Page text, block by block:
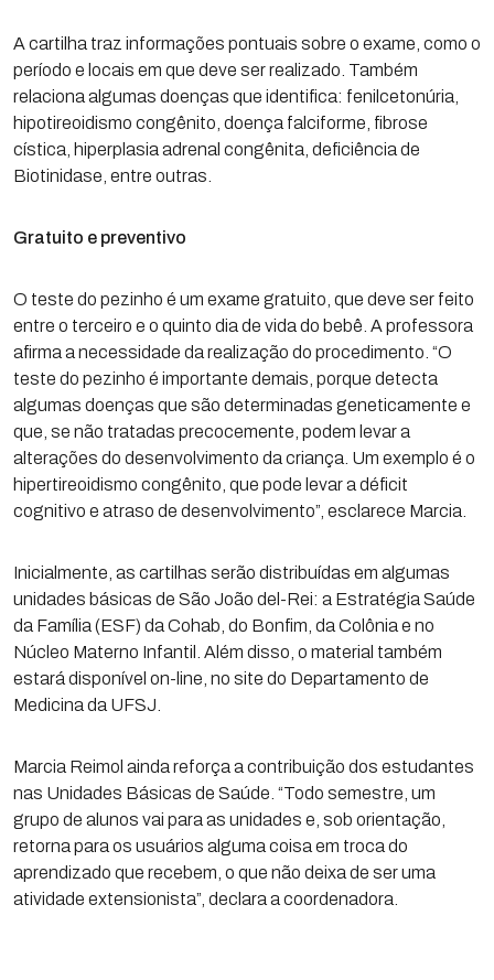
A cartilha traz informações pontuais sobre o exame, como o
período e locais em que deve ser realizado. Também
relaciona algumas doenças que identifica: fenilcetonúria,
hipotireoidismo congênito, doença falciforme, fibrose
cística, hiperplasia adrenal congênita, deficiência de
Biotinidase, entre outras.
Gratuito e preventivo
O teste do pezinho é um exame gratuito, que deve ser feito
entre o terceiro e o quinto dia de vida do bebê. A professora
afirma a necessidade da realização do procedimento. “O
teste do pezinho é importante demais, porque detecta
algumas doenças que são determinadas geneticamente e
que, se não tratadas precocemente, podem levar a
alterações do desenvolvimento da criança. Um exemplo é o
hipertireoidismo congênito, que pode levar a déficit
cognitivo e atraso de desenvolvimento”, esclarece Marcia.
Inicialmente, as cartilhas serão distribuídas em algumas
unidades básicas de São João del-Rei: a Estratégia Saúde
da Família (ESF) da Cohab, do Bonfim, da Colônia e no
Núcleo Materno Infantil. Além disso, o material também
estará disponível on-line, no site do Departamento de
Medicina da UFSJ.
Marcia Reimol ainda reforça a contribuição dos estudantes
nas Unidades Básicas de Saúde. “Todo semestre, um
grupo de alunos vai para as unidades e, sob orientação,
retorna para os usuários alguma coisa em troca do
aprendizado que recebem, o que não deixa de ser uma
atividade extensionista”, declara a coordenadora.